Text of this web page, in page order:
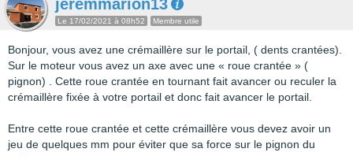
jeremmarion13
Le 17/02/2021 à 08h52 Membre utile
Bonjour, vous avez une crémaillère sur le portail, ( dents crantées).
Sur le moteur vous avez un axe avec une « roue crantée » (
pignon) . Cette roue crantée en tournant fait avancer ou reculer la
crémaillère fixée à votre portail et donc fait avancer le portail.
Entre cette roue crantée et cette crémaillère vous devez avoir un
jeu de quelques mm pour éviter que sa force sur le pignon du